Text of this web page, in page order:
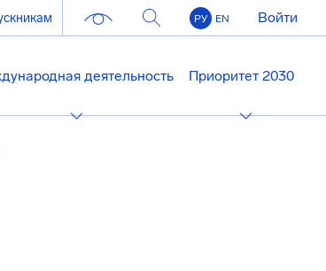
РУ EN Войти
деятельность Приоритет 2030